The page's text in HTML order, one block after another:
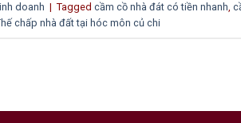
doanh | Tagged cầm cồ nhà đát có tiền nhanh,
chấp nhà đất tại hóc môn củ chi